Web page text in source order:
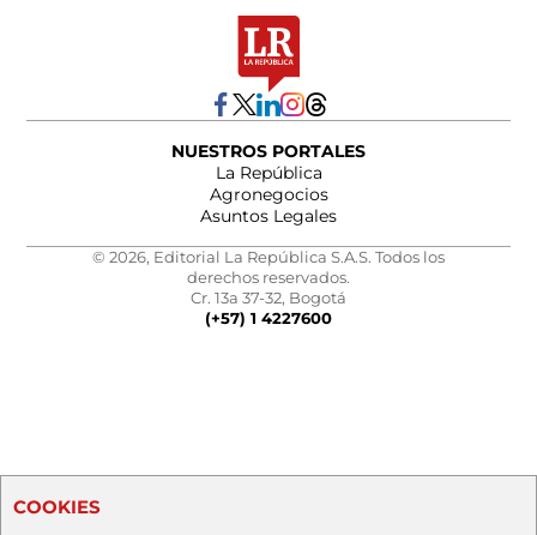
NUESTROS PORTALES
La República
Agronegocios
Asuntos Legales
© 2026, Editorial La República S.A.S. Todos los
derechos reservados.
Cr. 13a 37-32, Bogotá
(+57) 1 4227600
COOKIES